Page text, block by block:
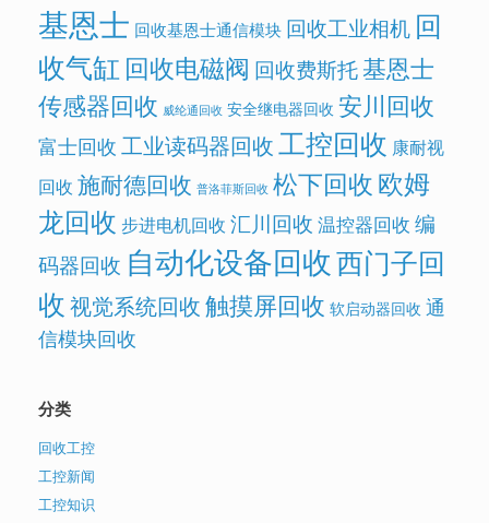
基恩士 回收基恩士通信模块 回收工业相机 回
收气缸 回收电磁阀 回收费斯托基恩士
传感器回收 威纶通回收 安全继电器回收 安川回收
富士回收工业读码器回收工控回收 康耐视
回收 施耐德回收 普洛菲斯回收 松下回收欧姆
龙回收 步进电机回收 汇川回收 温控器回收 编
码器回收 自动化设备回收西门子回
收视觉系统回收触摸屏回收 软启动器回收 通
信模块回收
分类
回收工控
工控新闻
工控知识